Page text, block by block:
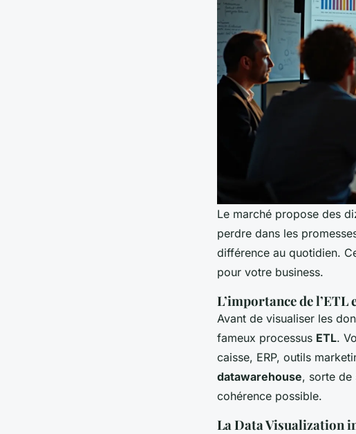
Le marché propose des
perdre dans les
différence au quotidien.
pour votre business.
L’importance de l’ETL
Avant de visualiser les
fameux processus ETL.
caisse, ERP, outils
datawarehouse, sorte de
cohérence possible.
La Data Visualization